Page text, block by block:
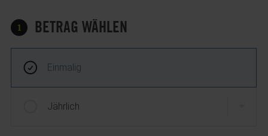
1 BETRAG WÄHLEN
Einmalig
Jährlich